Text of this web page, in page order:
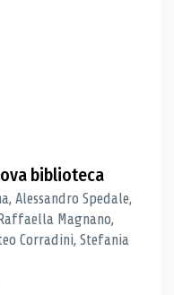
biblioteca
Alessandro Spedale,
Magnano,
Corradini, Stefania